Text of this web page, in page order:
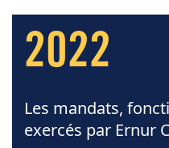
2022
Les mandats,
exercés par Ernur